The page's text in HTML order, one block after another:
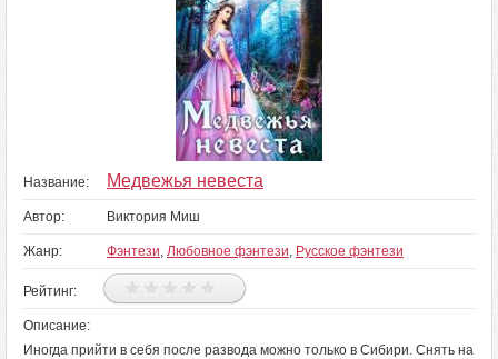
Название: Медвежья невеста
Автор: Виктория Миш
Жанр: Фэнтези, Любовное фэнтези, Русское фэнтези
Рейтинг:
Описание:
Иногда прийти в себя после развода можно только в Сибири. Снять на